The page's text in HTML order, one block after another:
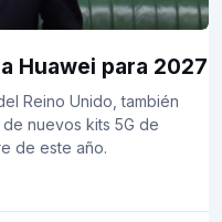
Huawei para 2027
Reino Unido, también
nuevos kits 5G de
de este año.